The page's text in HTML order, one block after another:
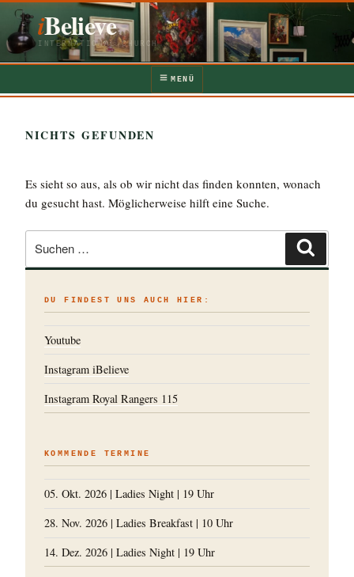
Zum
Inhalt
springen
iBelieve
INTERNATIONAL CHURCH
MENÜ
NICHTS GEFUNDEN
Es sieht so aus, als ob wir nicht das finden konnten, wonach
du gesucht hast. Möglicherweise hilft eine Suche.
nach:
DU FINDEST UNS AUCH HIER:
Youtube
Instagram iBelieve
Instagram Royal Rangers 115
KOMMENDE TERMINE
05. Okt. 2026 | Ladies Night | 19 Uhr
28. Nov. 2026 | Ladies Breakfast | 10 Uhr
14. Dez. 2026 | Ladies Night | 19 Uhr